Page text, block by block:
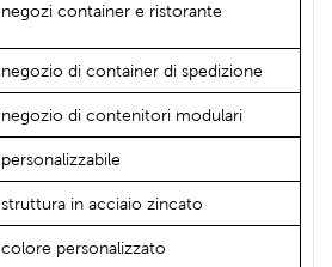
negozi container e ristorante
negozio di container di spedizione
negozio di contenitori modulari
personalizzabile
struttura in acciaio zincato
colore personalizzato